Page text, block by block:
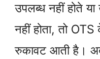
उपलब्ध नहीं होते
नहीं होता, तो OTS
रुकावट आती है।